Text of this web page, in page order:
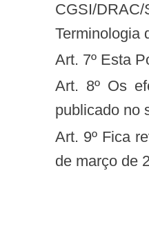
CGSI/
Terminologia
Art. 7º Esta
Art. 8º Os efeitos operacionais no CNES, decorrentes da vigência desta norma, ocorrerão conforme cronograma a ser
publicado no
Art. 9º Fica revogada a Portaria nº 197/SAS/MS, de 14 de março de 2007, publicada no Diário Oficial da União nº 51, de 15
de março de